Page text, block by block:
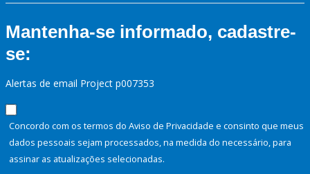
Mantenha-se informado, cadastre-
se:
Alertas de email Project p007353
Concordo com os termos do Aviso de Privacidade e consinto que meus
dados pessoais sejam processados, na medida do necessário, para
assinar as atualizações selecionadas.